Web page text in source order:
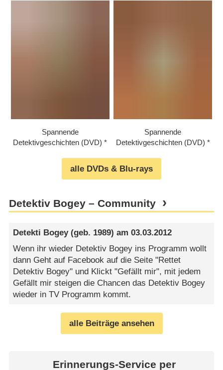
Spannende
Detektivgeschichten (DVD)
Spannende
Detektivgeschichten (DVD)
alle DVDs & Blu-rays
Detektiv Bogey – Community
Detekti Bogey(geb. 1989) am03.03.2012
Wenn ihr wieder Detektiv Bogey ins Programm wollt
dann Geht auf Facebook auf die Seite "Rettet
Detektiv Bogey" und Klickt "Gefällt mir", mit jedem
Gefällt mir steigen die Chancen das Detektiv Bogey
wieder in TV Programm kommt.
alle Beiträge ansehen
Erinnerungs-Service per